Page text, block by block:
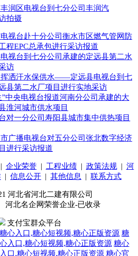
润区电视台到七分公司丰润汽
拍摄
视台赴十分公司衡水市区燃气管网防
程EPC总承包进行采访报道
视台到七分公司承建的定远县第二水
访
挥洒汗水保供水——定远县电视台到七
县第二水厂项目进行实地采访
中央电视台报道河南分公司承建的大
淮河城市供水项目
对一分公司寿阳县城市集中供热项目
广播电视台对五分公司张北数字经济
进行采访报道
| 企业荣誉| 工程业绩| 政策法规| 河
| 信息公开 | 其他信息 | 联系方式
河北省河北二建有限公司
北名企网荣誉企业-已收录
支付宝群众平台
心入口,糖心短视频,糖心正版资源 糖
入口,糖心短视频,糖心正版资源 糖心
口,糖心短视频,糖心正版资源 糖心官